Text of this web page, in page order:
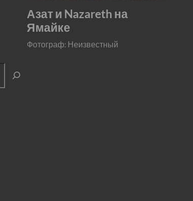
Азат и Nazareth на
Ямайке
Фотограф: Неизвестный